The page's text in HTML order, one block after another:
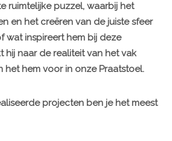
ruimtelijke puzzel, waarbij het
en het creëren van de juiste sfeer
wat inspireert hem bij deze
hij naar de realiteit van het vak
het hem voor in onze Praatstoel.
projecten ben je het meest